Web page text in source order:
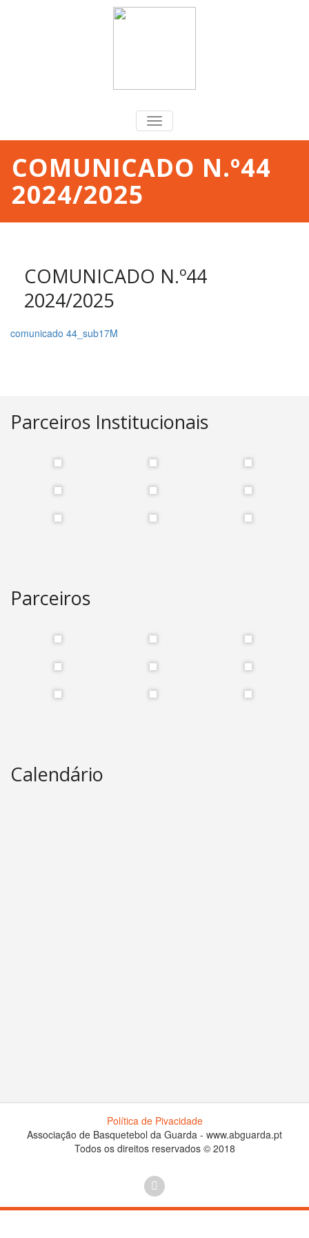
TOGGLE
NAVIGATION
COMUNICADO N.º44
2024/2025
COMUNICADO N.º44
2024/2025
comunicado 44_sub17M
Parceiros Institucionais
Parceiros
Calendário
Política de Pivacidade
Associação de Basquetebol da Guarda - www.abguarda.pt
Todos os direitos reservados © 2018